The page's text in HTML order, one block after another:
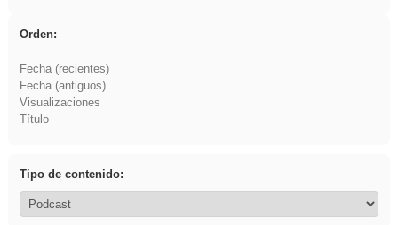
Orden:
Fecha (recientes)
Fecha (antiguos)
Visualizaciones
Título
Tipo de contenido: